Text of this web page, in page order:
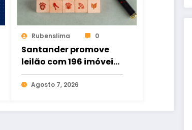
Rubenslima 0
Santander promove
leilão com 196 imóveis;
há ofertas no Ceará
Agosto 7, 2026